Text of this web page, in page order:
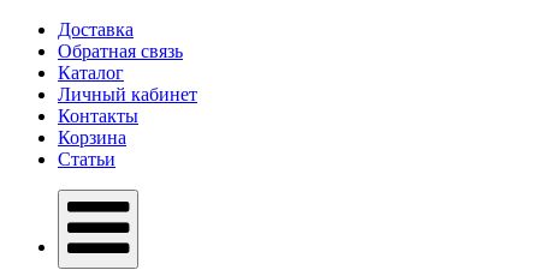
Доставка
Обратная связь
Каталог
Личный кабинет
Контакты
Корзина
Статьи